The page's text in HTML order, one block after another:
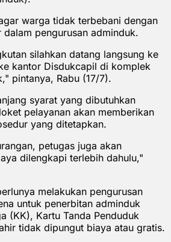
warga tidak terbebani dengan
pengurusan adminduk.
silahkan datang langsung ke
kantor Disdukcapil di komplek
pintanya, Rabu (17/7).
syarat yang dibutuhkan
pelayanan akan memberikan
yang ditetapkan.
petugas juga akan
dilengkapi terlebih dahulu,"
melakukan pengurusan
untuk penerbitan adminduk
(KK), Kartu Tanda Penduduk
tidak dipungut biaya atau gratis.